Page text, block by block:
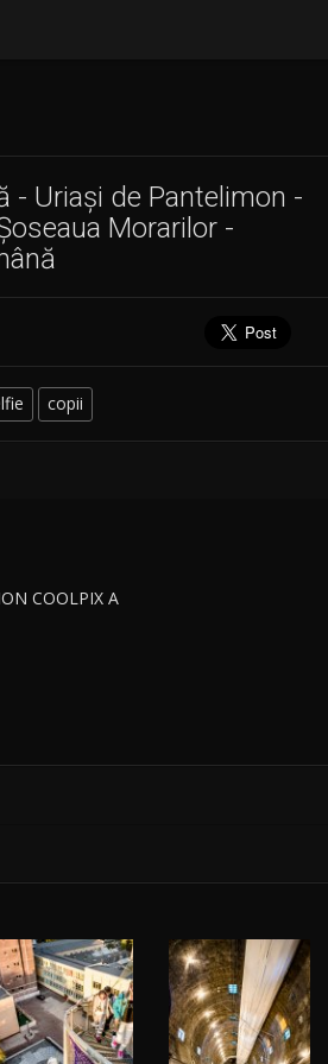
- Uriași de Pantelimon -
Morarilor -
copii
COOLPIX A